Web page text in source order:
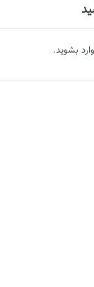
وارد بشوید.